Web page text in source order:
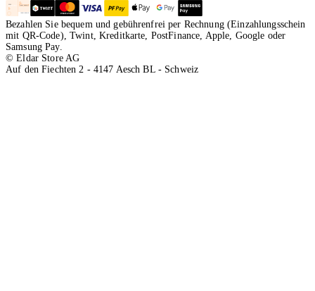
Bezahlen Sie bequem und gebührenfrei per Rechnung (Einzahlungsschein
mit QR-Code), Twint, Kreditkarte, PostFinance, Apple, Google oder
Samsung Pay.
© Eldar Store AG
Auf den Fiechten 2 - 4147 Aesch BL - Schweiz